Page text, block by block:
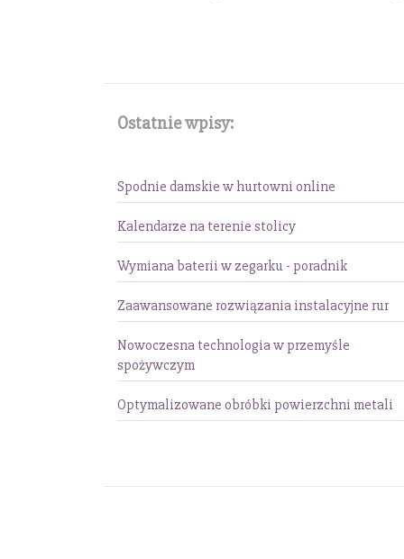
Ostatnie wpisy:
Spodnie damskie w hurtowni online
Kalendarze na terenie stolicy
Wymiana baterii w zegarku - poradnik
Zaawansowane rozwiązania instalacyjne rur
Nowoczesna technologia w przemyśle
spożywczym
Optymalizowane obróbki powierzchni metali